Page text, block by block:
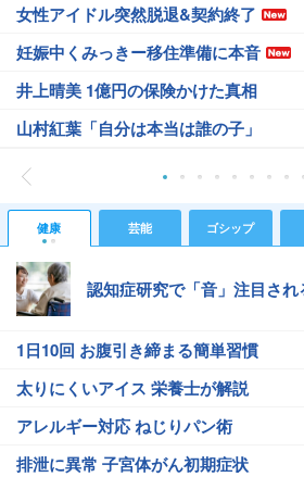
女性アイドル突然脱退&契約終了
妊娠中くみっきー移住準備に本音
井上晴美 1億円の保険かけた真相
山村紅葉「自分は本当は誰の子」
健康 芸能 ゴシップ
認知症研究で「音」注目され
1日10回 お腹引き締まる簡単習慣
太りにくいアイス 栄養士が解説
アレルギー対応 ねじりパン術
排泄に異常 子宮体がん初期症状